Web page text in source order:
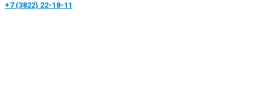
+7 (3822) 22-18-11